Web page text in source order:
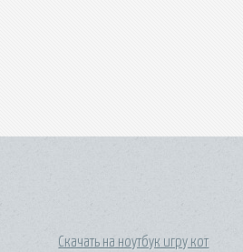
Скачать на ноутбук игру кот